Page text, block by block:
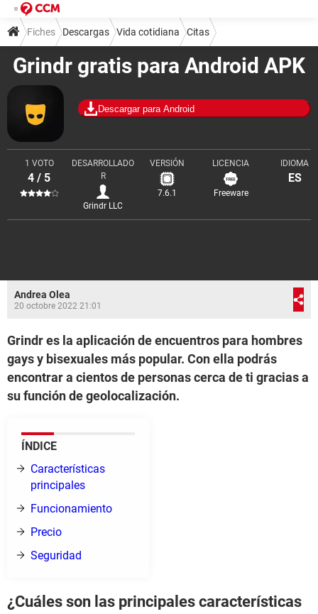
Grindr gratis para Android APK
Descargar para Android
1 VOTO
4 / 5
DESARROLLADO
R
Grindr LLC
VERSIÓN
7.6.1
LICENCIA
Freeware
IDIOMA
ES
Fiches Descargas Vida cotidiana Citas
Andrea Olea
20 octobre 2022 21:01
Grindr es la aplicación de encuentros para hombres
gays y bisexuales más popular. Con ella podrás
encontrar a cientos de personas cerca de ti gracias a
su función de geolocalización.
ÍNDICE
Características
principales
Funcionamiento
Precio
Seguridad
¿Cuáles son las principales características